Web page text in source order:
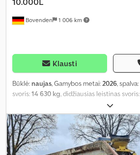
Bovenden 1 006 km
Klausti
Būklė: naujas, Gamybos metai: 2026, spalva:
svoris:14 630 kg , didžiausias leistinas svoris:
kitas